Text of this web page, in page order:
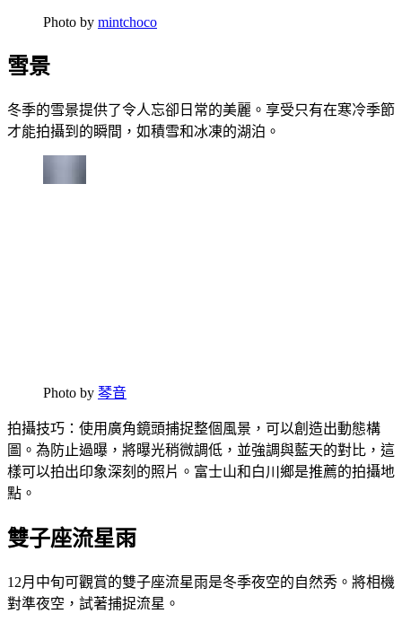
Photo by mintchoco
雪景
冬季的雪景提供了令人忘卻日常的美麗。享受只有在寒冷季節
才能拍攝到的瞬間，如積雪和冰凍的湖泊。
Photo by 琴音
拍攝技巧：使用廣角鏡頭捕捉整個風景，可以創造出動態構
圖。為防止過曝，將曝光稍微調低，並強調與藍天的對比，這
樣可以拍出印象深刻的照片。富士山和白川鄉是推薦的拍攝地
點。
雙子座流星雨
12月中旬可觀賞的雙子座流星雨是冬季夜空的自然秀。將相機
對準夜空，試著捕捉流星。